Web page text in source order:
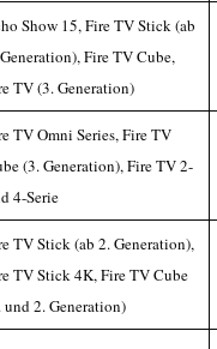
Show 15, Fire TV Stick (ab
Fire TV Cube,
TV (3. Generation)
TV Omni Series, Fire TV
(3. Generation), Fire TV 2-
4-Serie
TV Stick (ab 2. Generation),
TV Stick 4K, Fire TV Cube
und 2. Generation)